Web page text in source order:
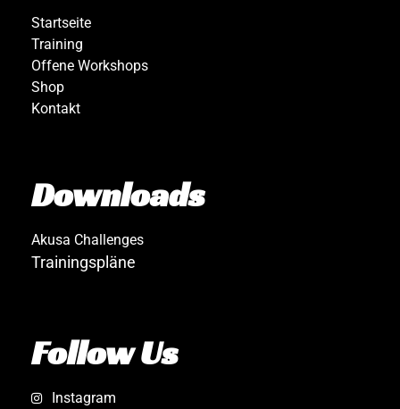
Startseite
Training
Offene Workshops
Shop
Kontakt
Downloads
Akusa Challenges
Trainingspläne
Follow Us
Instagram